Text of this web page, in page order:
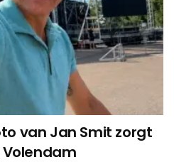
van Jan Smit zorgt